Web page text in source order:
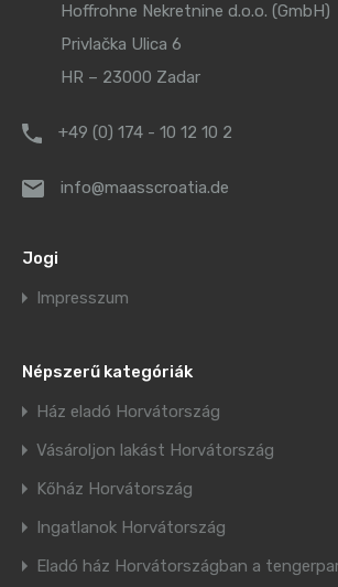
Hoffrohne Nekretnine d.o.o. (GmbH)
Privlačka Ulica 6
HR – 23000 Zadar
+49 (0) 174 - 10 12 10 2
info@maasscroatia.de
Jogi
Impresszum
Népszerű kategóriák
Ház eladó Horvátország
Vásároljon lakást Horvátország
Kőház Horvátország
Ingatlanok Horvátország
Eladó ház Horvátországban a